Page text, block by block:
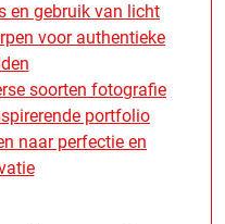
en gebruik van licht
voor authentieke
soorten fotografie
portfolio
naar perfectie en